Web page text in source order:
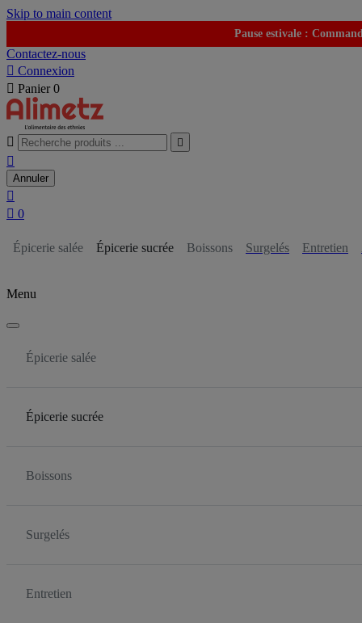
Skip to main content
Pause estivale :
Contactez-nous
 Connexion
 Panier 0
 

Annuler

 0
Épicerie salée Épicerie sucrée Boissons Surgelés Entretien
Menu
Épicerie salée
Épicerie sucrée
Boissons
Surgelés
Entretien